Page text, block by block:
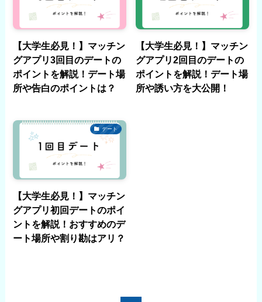
【大学生必見！】マッチン
グアプリ3回目のデートの
ポイントを解説！デート場
所や告白のポイントは？
【大学生必見！】マッチン
グアプリ2回目のデートの
ポイントを解説！デート場
所や誘い方を大公開！
デート
【大学生必見！】マッチン
グアプリ初回デートのポイ
ントを解説！おすすめのデ
ート場所や割り勘はアリ？